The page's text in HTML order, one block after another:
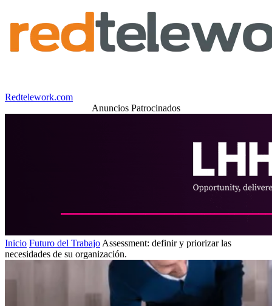
Redtelework.com
Anuncios Patrocinados
Inicio Futuro del Trabajo Assessment: definir y priorizar las
necesidades de su organización.